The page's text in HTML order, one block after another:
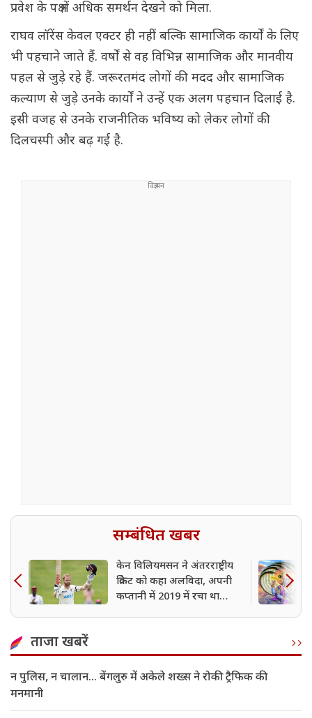
प्रवेश के पक्ष में अधिक समर्थन देखने को मिला.
राघव लॉरेंस केवल एक्टर ही नहीं बल्कि सामाजिक कार्यों के लिए
भी पहचाने जाते हैं. वर्षों से वह विभिन्न सामाजिक और मानवीय
पहल से जुड़े रहे हैं. जरूरतमंद लोगों की मदद और सामाजिक
कल्याण से जुड़े उनके कार्यों ने उन्हें एक अलग पहचान दिलाई है.
इसी वजह से उनके राजनीतिक भविष्य को लेकर लोगों की
दिलचस्पी और बढ़ गई है.
सम्बंधित खबर
केन विलियमसन ने अंतरराष्ट्रीय
क्रिकेट को कहा अलविदा, अपनी
कप्तानी में 2019 में रचा था
ताजा खबरें
न पुलिस, न चालान... बेंगलुरु में अकेले शख्स ने रोकी ट्रैफिक की
मनमानी